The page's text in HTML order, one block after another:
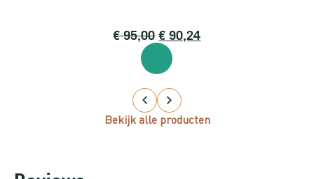
€95,00 € 90,24
Bekijk alle producten